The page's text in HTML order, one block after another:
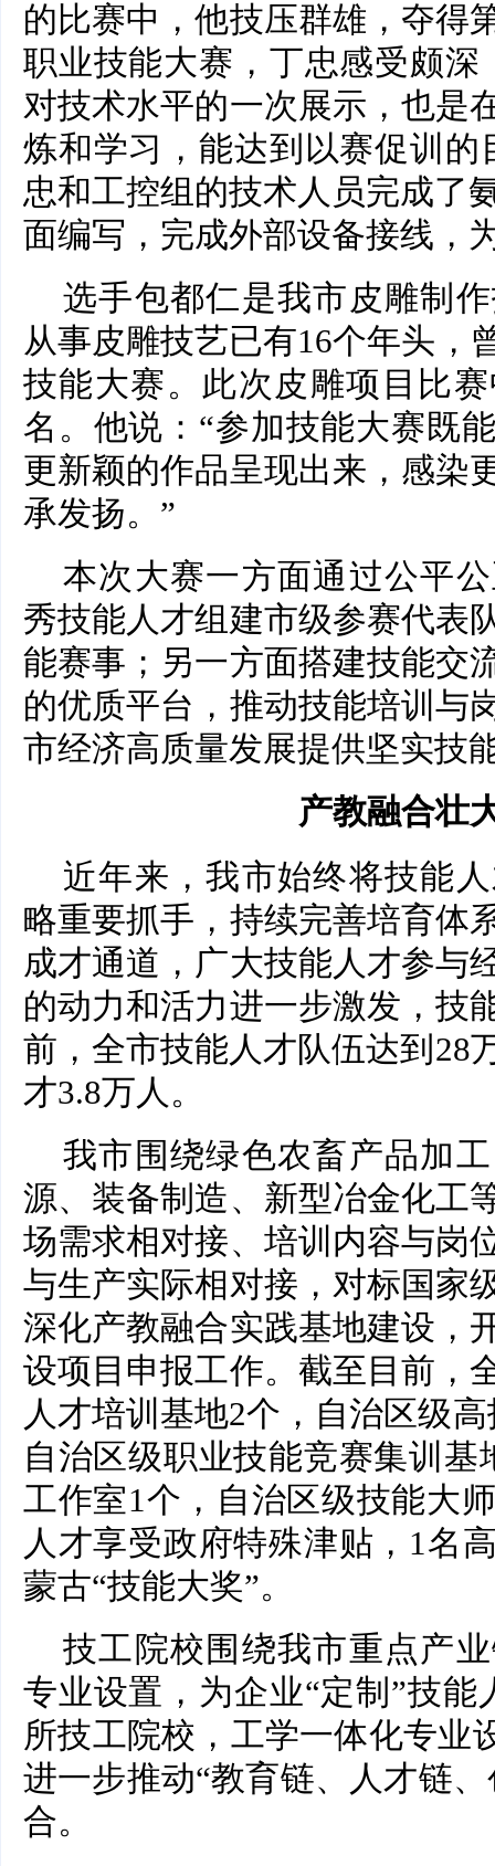
的比赛中，他技压群雄，夺得
职业技能大赛，丁忠感受颇深
对技术水平的一次展示，也是
炼和学习，能达到以赛促训的
忠和工控组的技术人员完成了
面编写，完成外部设备接线，
选手包都仁是我市皮雕制
从事皮雕技艺已有16个年头，
技能大赛。此次皮雕项目比
名。他说：“参加技能大赛既
更新颖的作品呈现出来，感染
承发扬。”
本次大赛一方面通过公平
秀技能人才组建市级参赛代表
能赛事；另一方面搭建技能交
的优质平台，推动技能培训与
市经济高质量发展提供坚实技
产教融合壮
近年来，我市始终将技能
略重要抓手，持续完善培育体
成才通道，广大技能人才参与
的动力和活力进一步激发，技
前，全市技能人才队伍达到28
才3.8万人。
我市围绕绿色农畜产品加
源、装备制造、新型冶金化工
场需求相对接、培训内容与岗
与生产实际相对接，对标国家
深化产教融合实践基地建设，
设项目申报工作。截至目前，
人才培训基地2个，自治区级
自治区级职业技能竞赛集训
工作室1个，自治区级技能大
人才享受政府特殊津贴，1名
蒙古“技能大奖”。
技工院校围绕我市重点产
专业设置，为企业“定制”技
所技工院校，工学一体化专业
进一步推动“教育链、人才链
合。